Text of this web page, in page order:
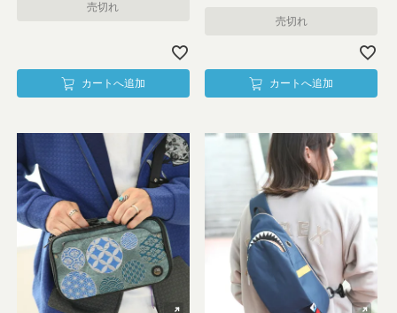
売切れ
カートへ追加
売切れ
カートへ追加